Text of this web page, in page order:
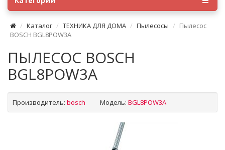
Каталог ТЕХНИКА ДЛЯ ДОМА Пылесосы
Пылесос
BOSCH BGL8POW3A
ПЫЛЕСОС BOSCH
BGL8POW3A
Производитель: bosch Модель: BGL8POW3A